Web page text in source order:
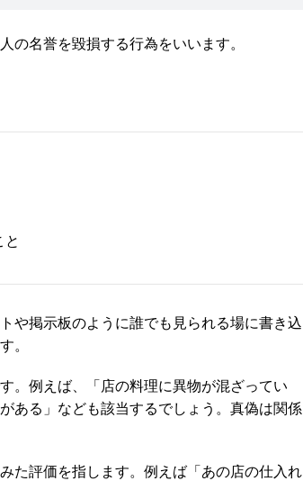
の名誉を毀損する行為をいいます。
と
や掲示板のように誰でも見られる場に書き込
。
。例えば、「店の料理に異物が混ざってい
ある」なども該当するでしょう。真偽は関係
た評価を指します。例えば「あの店の仕入れ